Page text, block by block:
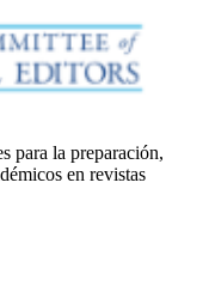
para la preparación,
en revistas